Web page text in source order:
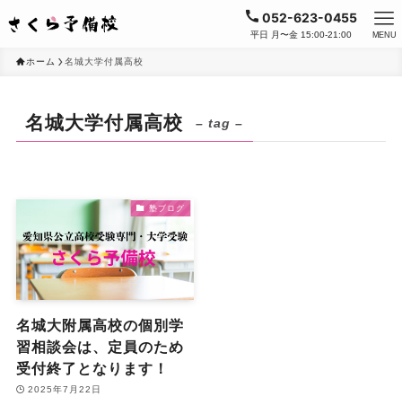
052-623-0455
平日 月〜金 15:00-21:00 MENU
ホーム 名城大学付属高校
名城大学付属高校 – tag –
塾ブログ
名城大附属高校の個別学
習相談会は、定員のため
受付終了となります！
2025年7月22日